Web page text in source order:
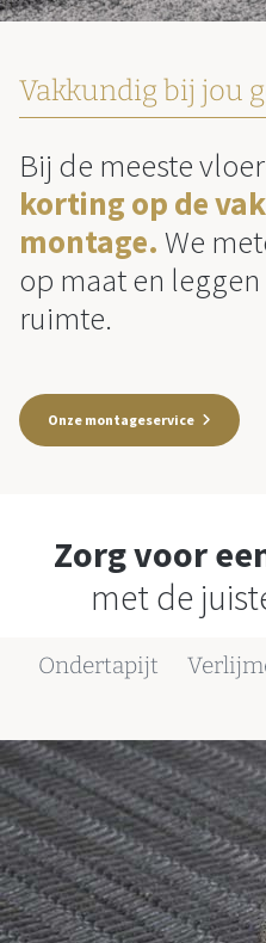
Vakkundig bij jou
Bij de meeste
korting op de
montage. We
op maat en
ruimte.
Onze montageservice
Zorg voor
met de
Ondertapijt